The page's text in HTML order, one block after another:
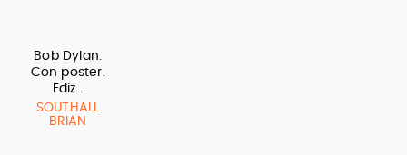
Bob Dylan.
Con poster.
Ediz…
SOUTHALL
BRIAN